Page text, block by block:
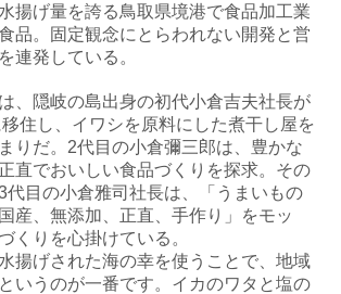
・企業防衛
揚げ量を誇る鳥取県境港で食品加工業
品。固定観念にとらわれない開発と営
連発している。
、隠岐の島出身の初代小倉吉夫社長が
住し、イワシを原料にした煮干し屋を
りだ。2代目の小倉彌三郎は、豊かな
直でおいしい食品づくりを探求。その
代目の小倉雅司社長は、「うまいもの
産、無添加、正直、手作り」をモッ
くりを心掛けている。
揚げされた海の幸を使うことで、地域
いうのが一番です。イカのワタと塩の